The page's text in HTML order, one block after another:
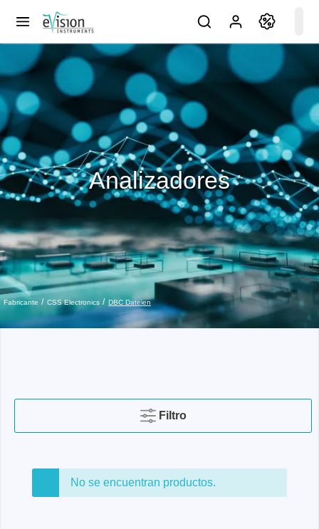
Fabricante CSS Electronics DBC Dateien
Analizadores
Filtro
No se encuentran productos.